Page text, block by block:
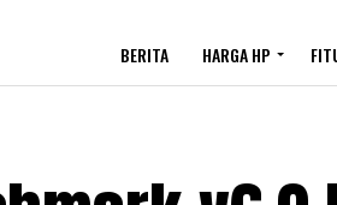
BERITA HARGA HP